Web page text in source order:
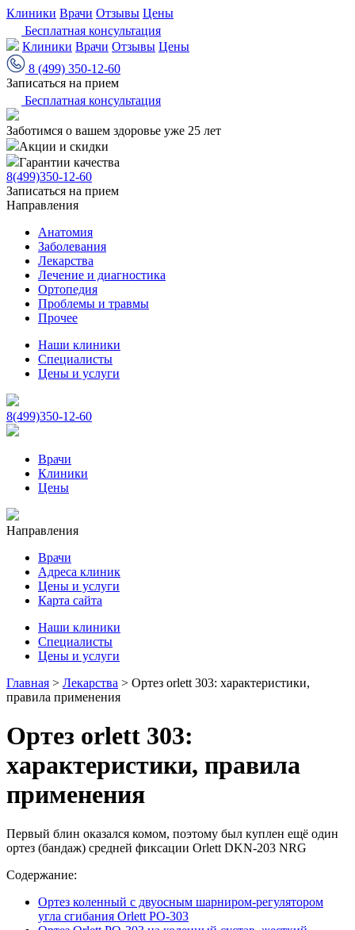
Клиники Врачи Отзывы Цены
Бесплатная консультация
Клиники Врачи Отзывы Цены
8 (499) 350-12-60
Записаться на прием
Бесплатная консультация
Заботимся о вашем здоровье уже 25 лет
Акции и скидки
Гарантии качества
8(499)350-12-60
Записаться на прием
Направления
Анатомия
Заболевания
Лекарства
Лечение и диагностика
Ортопедия
Проблемы и травмы
Прочее
Наши клиники
Специалисты
Цены и услуги
8(499)350-12-60
Врачи
Клиники
Цены
Направления
Врачи
Адреса клиник
Цены и услуги
Карта сайта
Наши клиники
Специалисты
Цены и услуги
Главная > Лекарства > Ортез orlett 303: характеристики,
правила применения
Ортез orlett 303:
характеристики, правила
применения
Первый блин оказался комом, поэтому был куплен ещё один
ортез (бандаж) средней фиксации Orlett DKN-203 NRG
Содержание:
Ортез коленный с двуосным шарниром-регулятором
угла сгибания Orlett PO-303